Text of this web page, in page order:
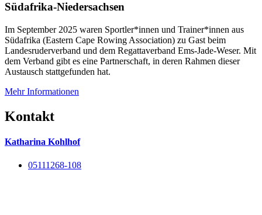
Südafrika-Niedersachsen
Im September 2025 waren Sportler*innen und Trainer*innen aus
Südafrika (Eastern Cape Rowing Association) zu Gast beim
Landesruderverband und dem Regattaverband Ems-Jade-Weser. Mit
dem Verband gibt es eine Partnerschaft, in deren Rahmen dieser
Austausch stattgefunden hat.
Mehr Informationen
Kontakt
Katharina Kohlhof
05111268-108